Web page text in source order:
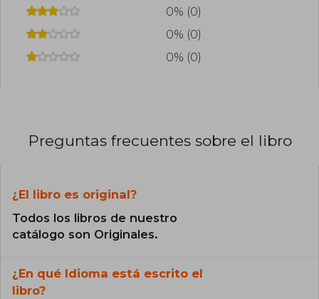
0% (0)
0% (0)
0% (0)
Preguntas frecuentes sobre el libro
¿El libro es original?
Todos los libros de nuestro
catálogo son Originales.
¿En qué Idioma está escrito el
libro?